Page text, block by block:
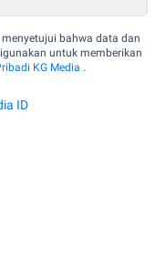
menyetujui bahwa data dan
untuk memberikan
KG Media .
ID